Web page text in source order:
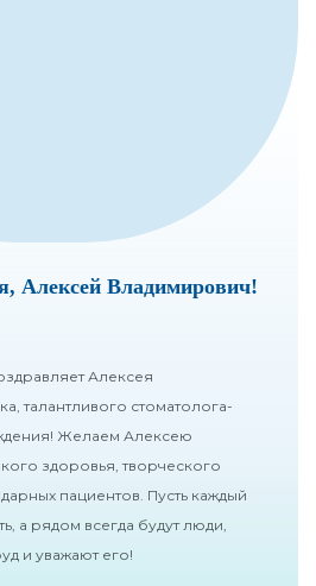
Алексей Владимирович!
Алексея
талантливого стоматолога-
Желаем Алексею
здоровья, творческого
пациентов. Пусть каждый
а рядом всегда будут люди,
и уважают его!